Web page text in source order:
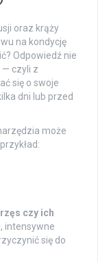
oraz krąży
na kondycję
Odpowiedź nie
— czyli z
się o swoje
dni lub przed
może
czy ich
intensywne
się do